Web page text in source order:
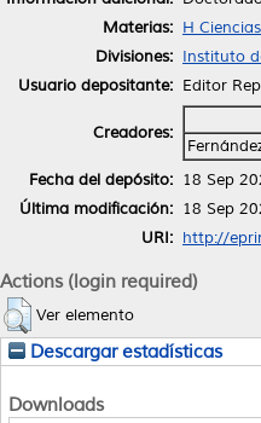
Materias: H
Divisiones: Instituto
Usuario depositante: Editor
Creadores:
Fecha del depósito: 18 Sep
Última modificación: 18 Sep
URI: http://
Actions (login required)
Ver elemento
Descargar estadísticas
Downloads